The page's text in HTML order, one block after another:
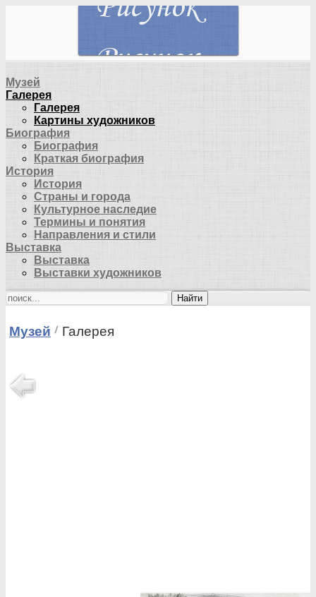
Музей
Галерея
Галерея
Картины художников
Биография
Биография
Краткая биография
История
История
Страны и города
Культурное наследие
Термины и понятия
Направления и стили
Выставка
Выставка
Выставки художников
Найти
Музей Галерея